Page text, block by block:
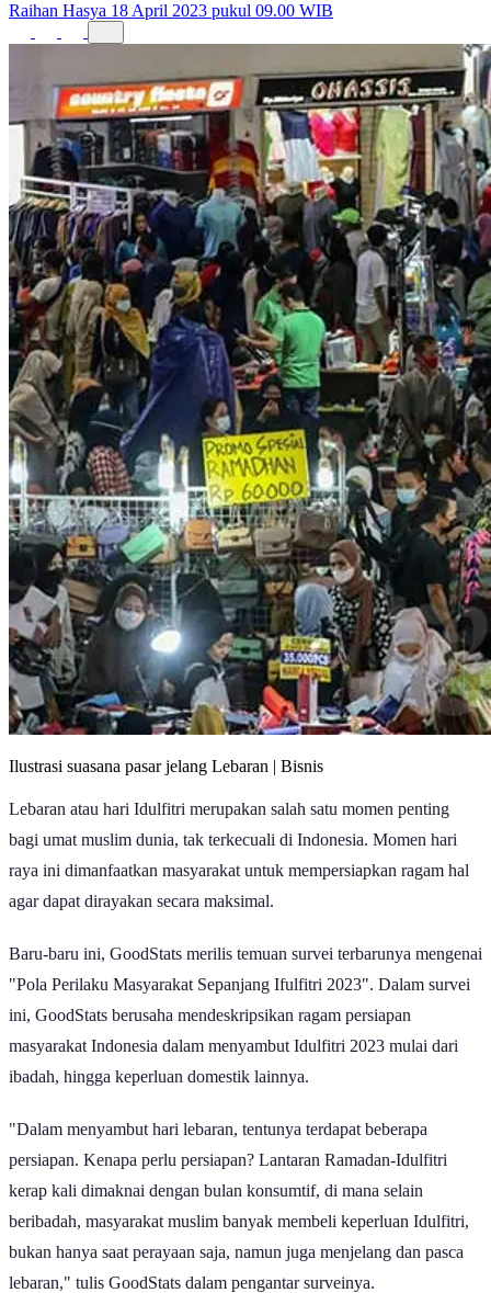
Raihan Hasya 18 April 2023 pukul 09.00 WIB
Ilustrasi suasana pasar jelang Lebaran | Bisnis
Lebaran atau hari Idulfitri merupakan salah satu momen penting
bagi umat muslim dunia, tak terkecuali di Indonesia. Momen hari
raya ini dimanfaatkan masyarakat untuk mempersiapkan ragam hal
agar dapat dirayakan secara maksimal.
Baru-baru ini, GoodStats merilis temuan survei terbarunya mengenai
"Pola Perilaku Masyarakat Sepanjang Ifulfitri 2023". Dalam survei
ini, GoodStats berusaha mendeskripsikan ragam persiapan
masyarakat Indonesia dalam menyambut Idulfitri 2023 mulai dari
ibadah, hingga keperluan domestik lainnya.
"Dalam menyambut hari lebaran, tentunya terdapat beberapa
persiapan. Kenapa perlu persiapan? Lantaran Ramadan-Idulfitri
kerap kali dimaknai dengan bulan konsumtif, di mana selain
beribadah, masyarakat muslim banyak membeli keperluan Idulfitri,
bukan hanya saat perayaan saja, namun juga menjelang dan pasca
lebaran," tulis GoodStats dalam pengantar surveinya.